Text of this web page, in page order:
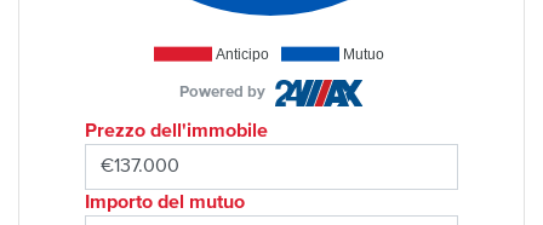
Anticipo Mutuo
Powered by
Prezzo dell'immobile
Importo del mutuo